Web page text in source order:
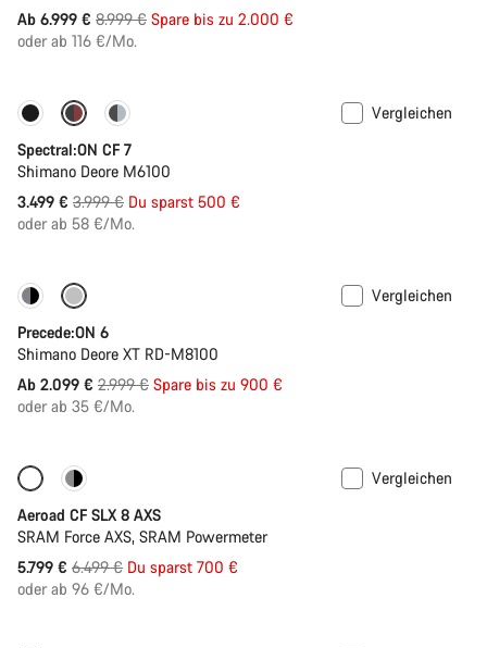
Ab 6.999 € Ursprungspreis
8.999 € Spare bis zu 2.000 €
oder ab 116 €/Mo.
-13% Neuer Akku mit 800 Wh
Vergleichen
Spectral:ON CF 7
Shimano Deore M6100
3.499 € Ursprungspreis
3.999 € Du sparst 500 €
oder ab 58 €/Mo.
Nur verfügbar in L
Vergleichen
Precede:ON 6
Shimano Deore XT RD-M8100
Ab 2.099 € Ursprungspreis
2.999 € Spare bis zu 900 €
oder ab 35 €/Mo.
Nur verfügbar in 2XS | XS
Vergleichen
Aeroad CF SLX 8 AXS
SRAM Force AXS, SRAM Powermeter
5.799 € Ursprungspreis
6.499 € Du sparst 700 €
oder ab 96 €/Mo.